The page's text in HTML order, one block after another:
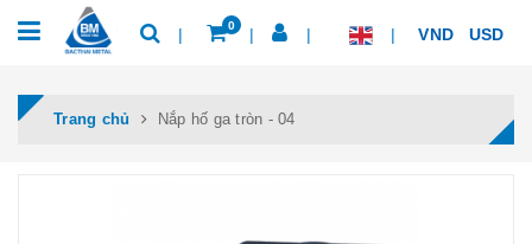
0 VND USD
Trang chủ Nắp hố ga tròn - 04